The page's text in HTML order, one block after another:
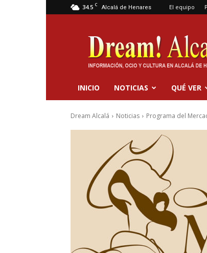
34.5 C Alcalá de Henares El equipo
Dream
Alcalá
INICIO NOTICIAS QUÉ VER
Dream Alcalá Noticias Programa del